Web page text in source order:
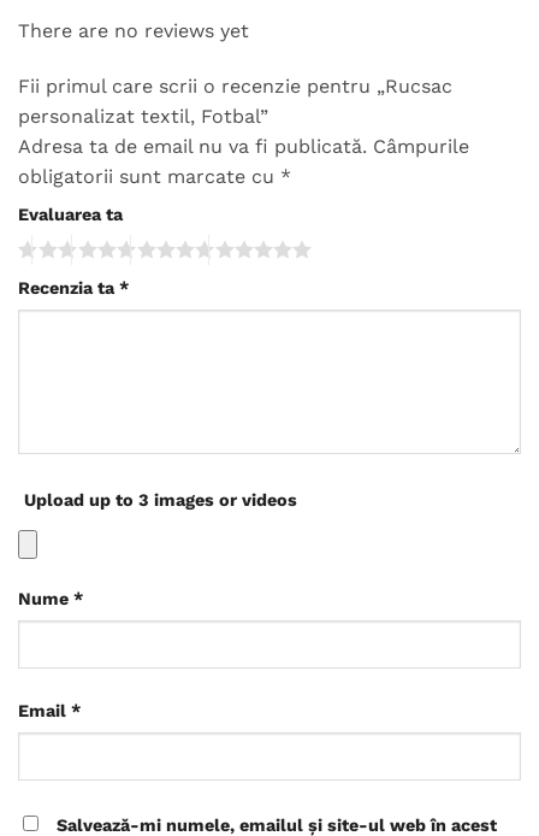
There are no reviews yet
Fii primul care scrii o recenzie pentru „Rucsac
personalizat textil, Fotbal”
Adresa ta de email nu va fi publicată. Câmpurile
obligatorii sunt marcate cu *
Evaluarea ta
Recenzia ta*
Upload up to 3 images or videos
Nume *
Email *
Salvează-mi numele, emailul și site-ul web în acest